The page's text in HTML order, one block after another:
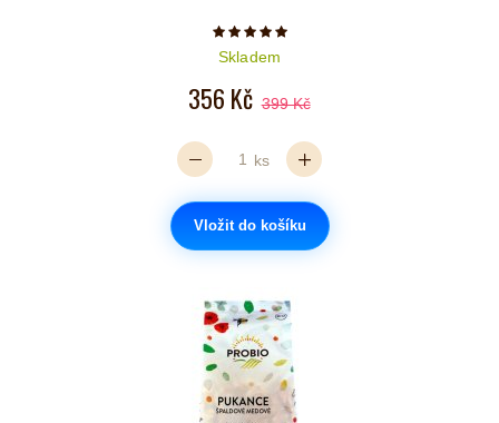
Počet hvězdiček je 5 z 5
Skladem
356 Kč 399 Kč
ks
Vložit do košíku